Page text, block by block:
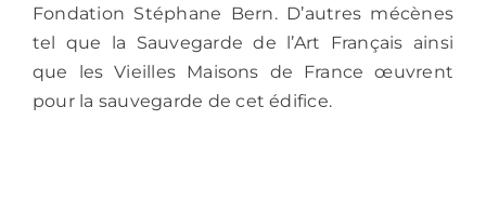
Fondation Stéphane Bern. D’autres mécènes
tel que la Sauvegarde de l’Art Français ainsi
que les Vieilles Maisons de France œuvrent
pour la sauvegarde de cet édifice.